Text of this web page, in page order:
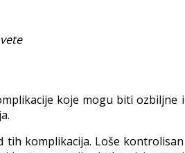
koje mogu biti ozbiljne i
tih komplikacija. Loše kontrolisan